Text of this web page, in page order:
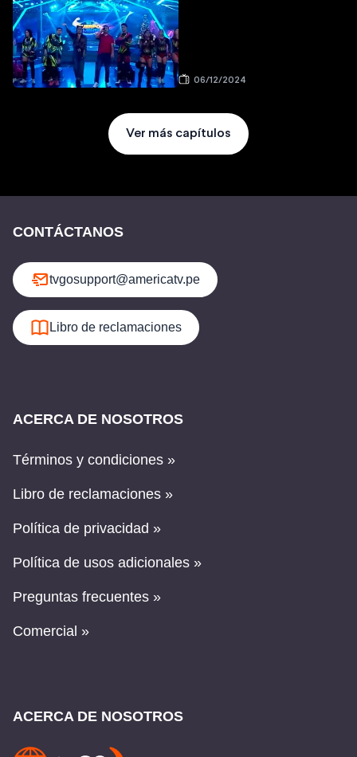
06/12/2024
Ver más capítulos
CONTÁCTANOS
tvgosupport@americatv.pe
Libro de reclamaciones
ACERCA DE NOSOTROS
Términos y condiciones »
Libro de reclamaciones »
Política de privacidad »
Política de usos adicionales »
Preguntas frecuentes »
Comercial »
ACERCA DE NOSOTROS